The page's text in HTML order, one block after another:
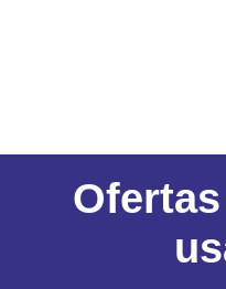
Ofertas